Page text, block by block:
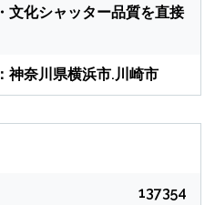
文化シャッター品質を直接
神奈川県横浜市.川崎市
137354